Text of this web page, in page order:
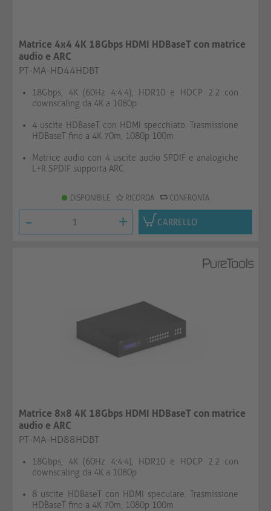
Matrice 4x4 4K 18Gbps HDMI HDBaseT con matrice
audio e ARC
PT-MA-HD44HDBT
18Gbps, 4K (60Hz 4:4:4), HDR10 e HDCP 2.2 con
downscaling da 4K a 1080p
4 uscite HDBaseT con HDMI specchiato. Trasmissione
HDBaseT fino a 4K 70m, 1080p 100m
Matrice audio con 4 uscite audio SPDIF e analogiche
L+R SPDIF supporta ARC
DISPONIBILE RICORDA CONFRONTA
- + CARRELLO
Matrice 8x8 4K 18Gbps HDMI HDBaseT con matrice
audio e ARC
PT-MA-HD88HDBT
18Gbps, 4K (60Hz 4:4:4), HDR10 e HDCP 2.2 con
downscaling da 4K a 1080p
8 uscite HDBaseT con HDMI speculare. Trasmissione
HDBaseT fino a 4K 70m, 1080p 100m